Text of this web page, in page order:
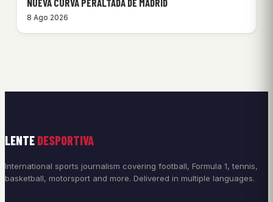
8 Ago 2026
LENTE DESPORTIVA
International sports journalism covering football, Formula 1, tennis,
basketball, motorsport and more. Delivered in multiple languages.